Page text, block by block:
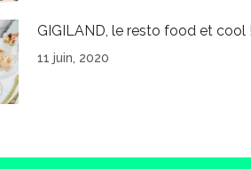
GIGILAND, le resto food et cool !
11 juin, 2020